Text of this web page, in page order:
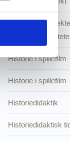
Historie i spillefilm
Historie i
Historiedidaktik
Historiedidaktisk